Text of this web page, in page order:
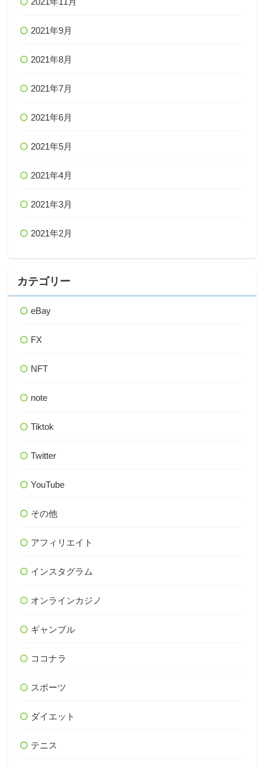
2021年9月
2021年8月
2021年7月
2021年6月
2021年5月
2021年4月
2021年3月
2021年2月
カテゴリー
eBay
FX
NFT
note
Tiktok
Twitter
YouTube
その他
アフィリエイト
インスタグラム
オンラインカジノ
ギャンブル
ココナラ
スポーツ
ダイエット
テニス